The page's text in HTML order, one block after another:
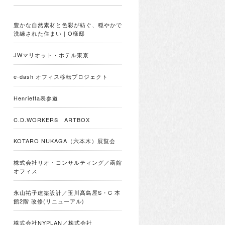
豊かな自然素材と色彩が紡ぐ、穏やかで
洗練された住まい｜O様邸
JWマリオット・ホテル東京
e-dash オフィス移転プロジェクト
Henrietta表参道
C.D.WORKERS ARTBOX
KOTARO NUKAGA（六本木）展覧会
株式会社リオ・コンサルティング／函館
オフィス
永山祐子建築設計／玉川髙島屋S・C 本
館2階 改修(リニューアル)
株式会社NYPLAN／株式会社